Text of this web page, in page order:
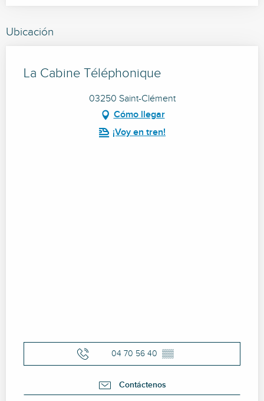
Ubicación
La Cabine Téléphonique
03250 Saint-Clément
Cómo llegar
¡Voy en tren!
04 70 56 40 ▒▒
Contáctenos